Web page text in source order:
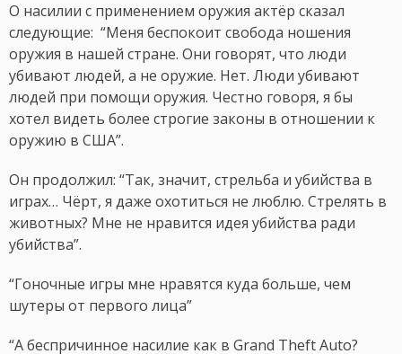
О насилии с применением оружия актёр сказал
следующие: “Меня беспокоит свобода ношения
оружия в нашей стране. Они говорят, что люди
убивают людей, а не оружие. Нет. Люди убивают
людей при помощи оружия. Честно говоря, я бы
хотел видеть более строгие законы в отношении к
оружию в США”.
Он продолжил: “Так, значит, стрельба и убийства в
играх… Чёрт, я даже охотиться не люблю. Стрелять в
животных? Мне не нравится идея убийства ради
убийства”.
“Гоночные игры мне нравятся куда больше, чем
шутеры от первого лица”
“А беспричинное насилие как в Grand Theft Auto?